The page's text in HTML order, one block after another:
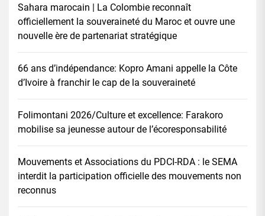
Sahara marocain | La Colombie reconnaît
officiellement la souveraineté du Maroc et ouvre une
nouvelle ère de partenariat stratégique
66 ans d’indépendance: Kopro Amani appelle la Côte
d’Ivoire à franchir le cap de la souveraineté
Folimontani 2026/Culture et excellence: Farakoro
mobilise sa jeunesse autour de l’écoresponsabilité
Mouvements et Associations du PDCI-RDA : le SEMA
interdit la participation officielle des mouvements non
reconnus